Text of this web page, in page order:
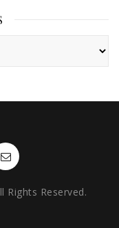
Rights Reserved.